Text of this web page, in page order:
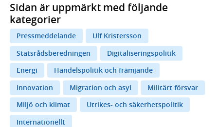
Sidan är uppmärkt med följande
kategorier
Pressmeddelande
Ulf Kristersson
Statsrådsberedningen
Digitaliseringspolitik
Energi
Handelspolitik och främjande
Innovation
Migration och asyl
Militärt försvar
Miljö och klimat
Utrikes- och säkerhetspolitik
Internationellt